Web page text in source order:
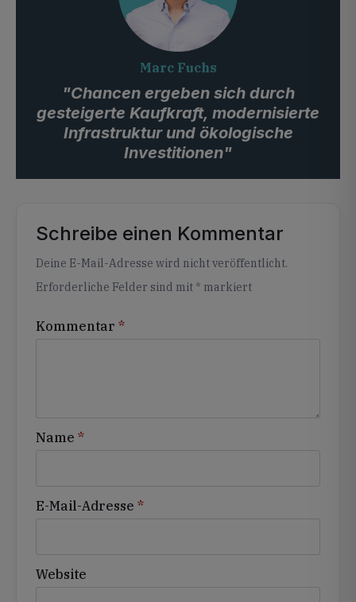
Marc Fuchs
"Chancen ergeben sich durch
gesteigerte Kaufkraft, modernisierte
Infrastruktur und ökologische
Investitionen"
Schreibe einen Kommentar
Deine E-Mail-Adresse wird nicht veröffentlicht.
Erforderliche Felder sind mit * markiert
Kommentar *
Name *
E-Mail-Adresse *
Website
Alternative: